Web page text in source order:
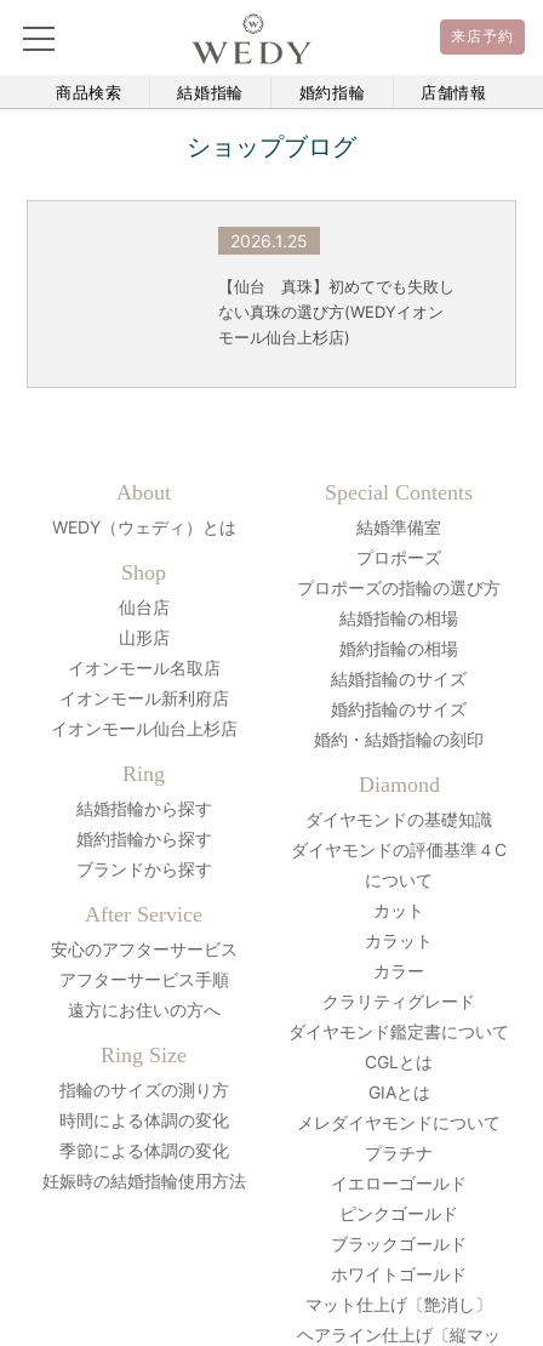
来店予約
商品検索 結婚指輪 婚約指輪 店舗情報
ショップブログ
2026.1.25
【仙台 真珠】初めてでも失敗し
ない真珠の選び方(WEDYイオン
モール仙台上杉店)
About
WEDY（ウェディ）とは
Shop
仙台店
山形店
イオンモール名取店
イオンモール新利府店
イオンモール仙台上杉店
Ring
結婚指輪から探す
婚約指輪から探す
ブランドから探す
After Service
安心のアフターサービス
アフターサービス手順
遠方にお住いの方へ
Ring Size
指輪のサイズの測り方
時間による体調の変化
季節による体調の変化
妊娠時の結婚指輪使用方法
Special Contents
結婚準備室
プロポーズ
プロポーズの指輪の選び方
結婚指輪の相場
婚約指輪の相場
結婚指輪のサイズ
婚約指輪のサイズ
婚約・結婚指輪の刻印
Diamond
ダイヤモンドの基礎知識
ダイヤモンドの評価基準４C
について
カット
カラット
カラー
クラリティグレード
ダイヤモンド鑑定書について
CGLとは
GIAとは
メレダイヤモンドについて
プラチナ
イエローゴールド
ピンクゴールド
ブラックゴールド
ホワイトゴールド
マット仕上げ〔艶消し〕
ヘアライン仕上げ〔縦マッ